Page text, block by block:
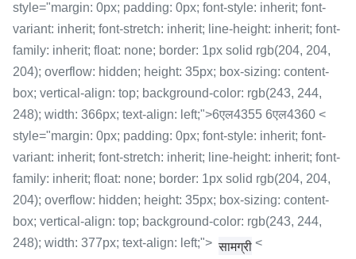
style="margin: 0px; padding: 0px; font-style: inherit; font-
variant: inherit; font-stretch: inherit; line-height: inherit; font-
family: inherit; float: none; border: 1px solid rgb(204, 204,
204); overflow: hidden; height: 35px; box-sizing: content-
box; vertical-align: top; background-color: rgb(243, 244,
248); width: 366px; text-align: left;">6एल4355 6एल4360 <
style="margin: 0px; padding: 0px; font-style: inherit; font-
variant: inherit; font-stretch: inherit; line-height: inherit; font-
family: inherit; float: none; border: 1px solid rgb(204, 204,
204); overflow: hidden; height: 35px; box-sizing: content-
box; vertical-align: top; background-color: rgb(243, 244,
248); width: 377px; text-align: left;">सामग्री <